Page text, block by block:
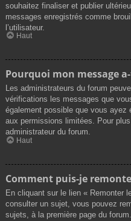
souhaitez finaliser et publier
messages enregistrés comme
l’utilisateur.
Haut
Pourquoi mon message
Les administrateurs du forum
vérifications les messages que
également possible que vous ayez
aux permissions limitées. Pour
administrateur du forum.
Haut
Comment puis-je
En cliquant sur le lien « Remonter
consulter un sujet, vous pouvez
sujets, à la première page du